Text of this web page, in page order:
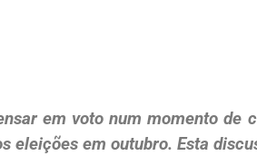
em voto num momento de
eleições em outubro. Esta